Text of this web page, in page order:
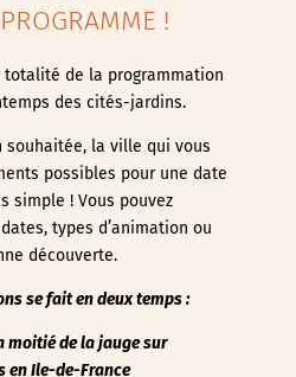
!
totalité de la programmation
des cités-jardins.
souhaitée, la ville qui vous
possibles pour une date
simple ! Vous pouvez
types d’animation ou
découverte.
se fait en deux temps :
moitié de la jauge sur
en Ile-de-France